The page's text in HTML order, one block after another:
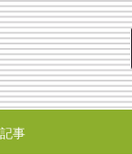
記事